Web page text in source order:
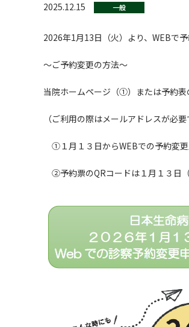
2025.12.15 一般
2026年1月13日（火）より、WEBで
～ご予約変更の方法～
当院ホームページ（①）または予約表
（ご利用の際はメールアドレスが必
①１月１３日からWEBでの予約変更
②予約票のQRコードは１月１３日